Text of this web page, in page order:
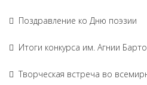
Поздравление ко Дню поэзии
Итоги конкурса им. Агнии Барто
Творческая встреча во